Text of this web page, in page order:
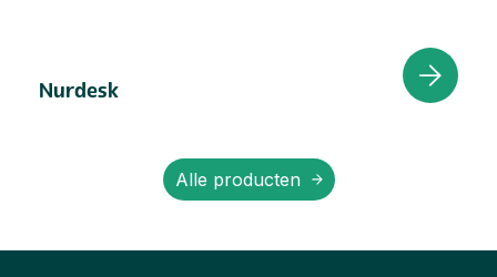
Nurdesk
Alle producten